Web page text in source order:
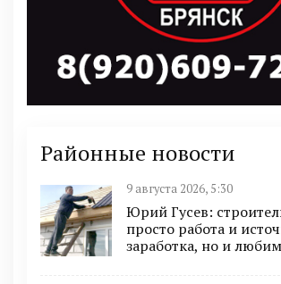
Районные новости
9 августа 2026, 5:30
Юрий Гусев:
просто работа и
заработка, но и